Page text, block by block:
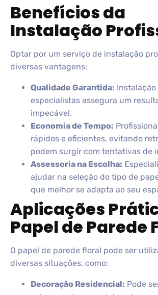
Benefícios da
Instalação
Optar por um serviço de instalação
diversas vantagens:
Qualidade Garantida:
especialistas assegura um
impecável.
Economia de Tempo:
rápidos e eficientes, evitando
podem surgir com tentativas de
Assessoria na Escolha:
ajudar na seleção do tipo de
que melhor se adapta ao seu
Aplicações
Papel de Parede
O papel de parede floral pode ser
diversas situações, como:
Decoração Residencial: Pode